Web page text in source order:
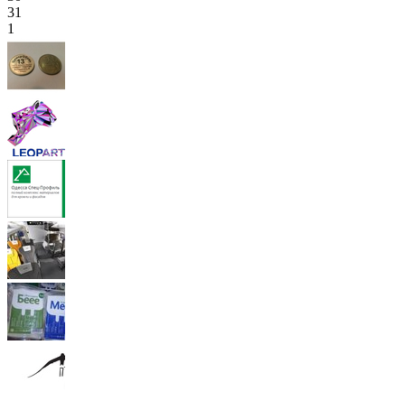
31
1